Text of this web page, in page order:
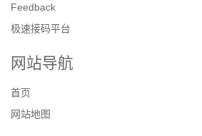
Feedback
极速接码平台
网站导航
首页
网站地图